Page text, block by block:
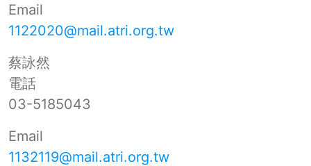
Email
1122020@mail.atri.org.tw
蔡詠然
電話
03-5185043
Email
1132119@mail.atri.org.tw